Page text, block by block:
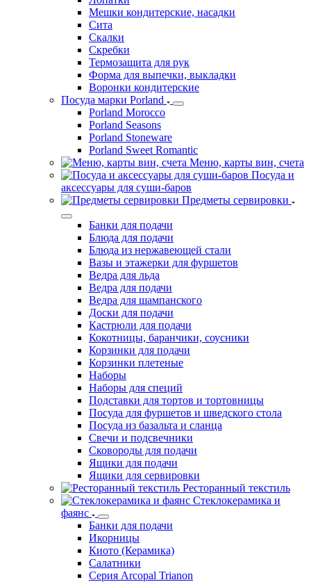
Мешки кондитерские, насадки
Сита
Скалки
Скребки
Термозащита для рук
Форма для выпечки, выкладки
Воронки кондитерские
Посуда марки Porland
Porland Morocco
Porland Seasons
Porland Stoneware
Porland Sweet Romantic
Меню, карты вин, счета
Посуда и
аксессуары для суши-баров
Предметы сервировки
Банки для подачи
Блюда для подачи
Блюда из нержавеющей стали
Вазы и этажерки для фуршетов
Ведра для льда
Ведра для подачи
Ведра для шампанского
Доски для подачи
Кастрюли для подачи
Кокотницы, баранчики, соусники
Корзинки для подачи
Корзинки плетеные
Наборы
Наборы для специй
Подставки для тортов и тортовницы
Посуда для фуршетов и шведского стола
Посуда из базальта и сланца
Свечи и подсвечники
Сковороды для подачи
Ящики для подачи
Ящики для сервировки
Ресторанный текстиль
Стеклокерамика и
фаянс
Банки для подачи
Икорницы
Киото (Керамика)
Салатники
Серия Arcopal Trianon